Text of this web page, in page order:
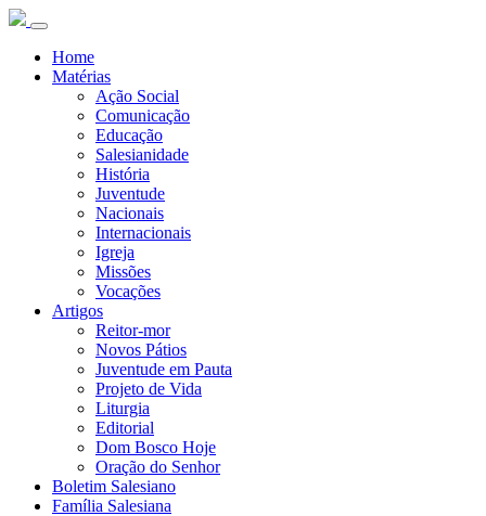
Home
Matérias
Ação Social
Comunicação
Educação
Salesianidade
História
Juventude
Nacionais
Internacionais
Igreja
Missões
Vocações
Artigos
Reitor-mor
Novos Pátios
Juventude em Pauta
Projeto de Vida
Liturgia
Editorial
Dom Bosco Hoje
Oração do Senhor
Boletim Salesiano
Família Salesiana